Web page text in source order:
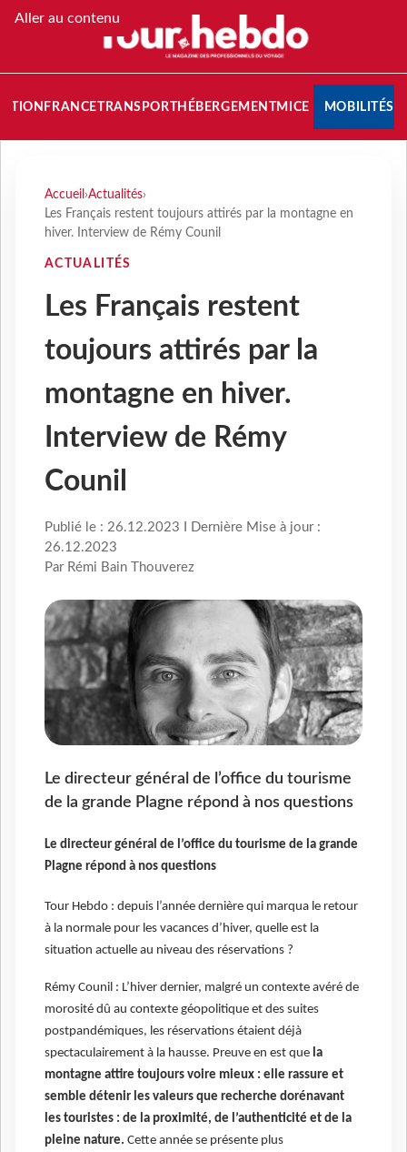
Aller au contenu
FRANCETRANSPORT HÉBERGEMENTMICE MOBILITÉS
Accueil ›Actualités›
Les Français restent toujours attirés par la montagne en
hiver. Interview de Rémy Counil
ACTUALITÉS
Les Français restent
toujours attirés par la
montagne en hiver.
Interview de Rémy
Counil
Publié le : 26.12.2023 I Dernière Mise à jour :
26.12.2023
Par Rémi Bain Thouverez
Le directeur général de l’office du tourisme
de la grande Plagne répond à nos questions
Le directeur général de l’office du tourisme de la grande
Plagne répond à nos questions
Tour Hebdo : depuis l’année dernière qui marqua le retour
à la normale pour les vacances d’hiver, quelle est la
situation actuelle au niveau des réservations ?
Rémy Counil : L’hiver dernier, malgré un contexte avéré de
morosité dû au contexte géopolitique et des suites
postpandémiques, les réservations étaient déjà
spectaculairement à la hausse. Preuve en est que la
montagne attire toujours voire mieux : elle rassure et
semble détenir les valeurs que recherche dorénavant
les touristes : de la proximité, de l’authenticité et de la
pleine nature. Cette année se présente plus